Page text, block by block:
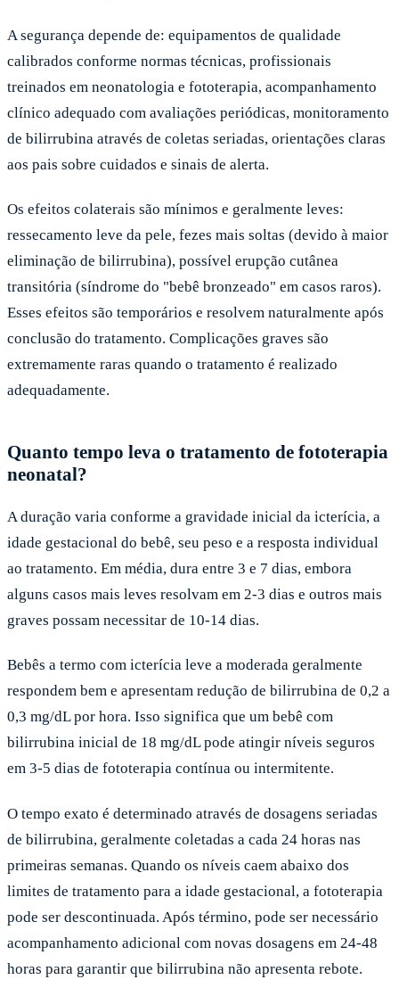
A segurança depende de: equipamentos de qualidade
calibrados conforme normas técnicas, profissionais
treinados em neonatologia e fototerapia, acompanhamento
clínico adequado com avaliações periódicas, monitoramento
de bilirrubina através de coletas seriadas, orientações claras
aos pais sobre cuidados e sinais de alerta.
Os efeitos colaterais são mínimos e geralmente leves:
ressecamento leve da pele, fezes mais soltas (devido à maior
eliminação de bilirrubina), possível erupção cutânea
transitória (síndrome do "bebê bronzeado" em casos raros).
Esses efeitos são temporários e resolvem naturalmente após
conclusão do tratamento. Complicações graves são
extremamente raras quando o tratamento é realizado
adequadamente.
Quanto tempo leva o tratamento de fototerapia
neonatal?
A duração varia conforme a gravidade inicial da icterícia, a
idade gestacional do bebê, seu peso e a resposta individual
ao tratamento. Em média, dura entre 3 e 7 dias, embora
alguns casos mais leves resolvam em 2-3 dias e outros mais
graves possam necessitar de 10-14 dias.
Bebês a termo com icterícia leve a moderada geralmente
respondem bem e apresentam redução de bilirrubina de 0,2 a
0,3 mg/dL por hora. Isso significa que um bebê com
bilirrubina inicial de 18 mg/dL pode atingir níveis seguros
em 3-5 dias de fototerapia contínua ou intermitente.
O tempo exato é determinado através de dosagens seriadas
de bilirrubina, geralmente coletadas a cada 24 horas nas
primeiras semanas. Quando os níveis caem abaixo dos
limites de tratamento para a idade gestacional, a fototerapia
pode ser descontinuada. Após término, pode ser necessário
acompanhamento adicional com novas dosagens em 24-48
horas para garantir que bilirrubina não apresenta rebote.